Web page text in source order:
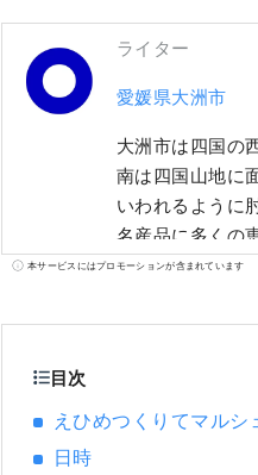
ライター
愛媛県大洲市
大洲市は四国の
南は四国山地に
いわれるように
名産品に多くの
名残が、肱川の
本サービスにはプロモーションが含まれています
目次
えひめつくりてマル
日時